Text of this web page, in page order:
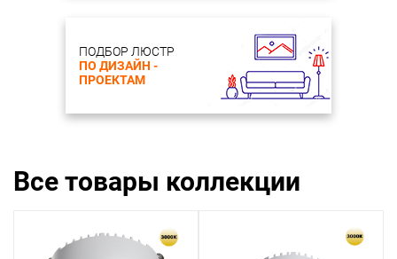
ПОДБОР ЛЮСТР
ПО ДИЗАЙН -
ПРОЕКТАМ
Все товары коллекции